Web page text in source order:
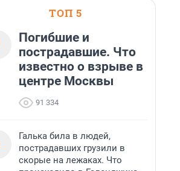
ТОП 5
Погибшие и
пострадавшие. Что
известно о взрыве в
центре Москвы
91 334
Галька била в людей,
пострадавших грузили в
скорые на лежаках. Что